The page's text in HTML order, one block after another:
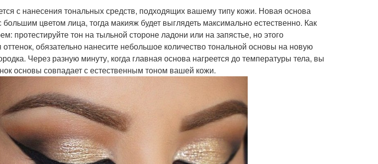
с нанесения тональных средств, подходящих вашему типу кожи. Новая основа
цветом лица, тогда макияж будет выглядеть максимально естественно. Как
протестируйте тон на тыльной стороне ладони или на запястье, но этого
обязательно нанесите небольшое количество тональной основы на новую
Через разную минуту, когда главная основа нагреется до температуры тела, вы
основы совпадает с естественным тоном вашей кожи.